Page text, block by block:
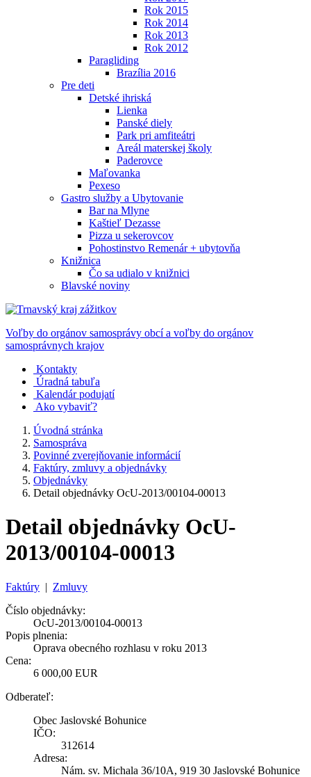
Rok 2015
Rok 2014
Rok 2013
Rok 2012
Paragliding
Brazília 2016
Pre deti
Detské ihriská
Lienka
Panské diely
Park pri amfiteátri
Areál materskej školy
Paderovce
Maľovanka
Pexeso
Gastro služby a Ubytovanie
Bar na Mlyne
Kaštieľ Dezasse
Pizza u sekerovcov
Pohostinstvo Remenár + ubytovňa
Knižnica
Čo sa udialo v knižnici
Blavské noviny
Voľby do orgánov samosprávy obcí a voľby do orgánov
samosprávnych krajov
Kontakty
Úradná tabuľa
Kalendár podujatí
Ako vybaviť?
Úvodná stránka
Samospráva
Povinné zverejňovanie informácií
Faktúry, zmluvy a objednávky
Objednávky
Detail objednávky OcU-2013/00104-00013
Detail objednávky OcU-
2013/00104-00013
Faktúry | Zmluvy
Číslo objednávky:
OcU-2013/00104-00013
Popis plnenia:
Oprava obecného rozhlasu v roku 2013
Cena:
6 000,00 EUR
Odberateľ:
Obec Jaslovské Bohunice
IČO:
312614
Adresa:
Nám. sv. Michala 36/10A, 919 30 Jaslovské Bohunice